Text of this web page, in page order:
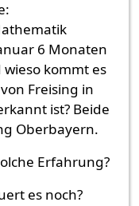
6 Monaten
kommt es
Freising in
ist? Beide
Oberbayern.
Erfahrung?
es noch?